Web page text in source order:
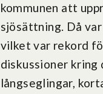
kommunen att
sjösättning. Då
vilket var rekord
diskussioner
långseglingar,